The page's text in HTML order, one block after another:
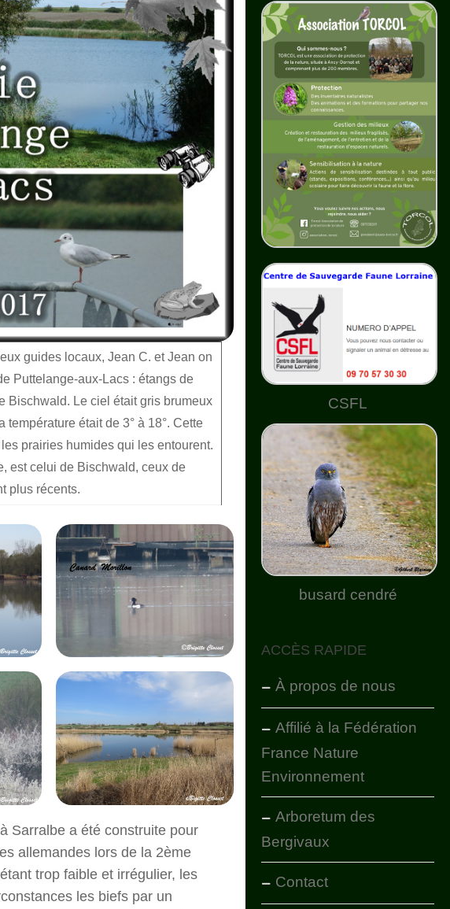
guides locaux, Jean C. et Jean on
Puttelange-aux-Lacs : étangs de
Bischwald. Le ciel était gris brumeux
était de 3° à 18°. Cette
prairies humides qui les entourent.
est celui de Bischwald, ceux de
plus récents.
Sarralbe a été construite pour
allemandes lors de la 2ème
trop faible et irrégulier, les
les biefs par un
CSFL
busard cendré
ACCÈS RAPIDE
À propos de nous
Affilié à la Fédération
France Nature
Environnement
Arboretum des
Bergivaux
Contact